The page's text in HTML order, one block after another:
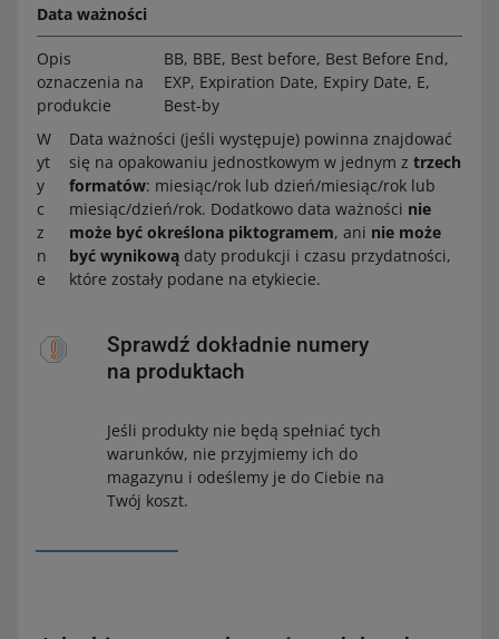
Data ważności
Opis
oznaczenia na
produkcie
BB, BBE, Best before, Best Before End,
EXP, Expiration Date, Expiry Date, E,
Best-by
W
yt
y
c
z
n
e
Data ważności (jeśli występuje) powinna znajdować
się na opakowaniu jednostkowym w jednym z trzech
formatów: miesiąc/rok lub dzień/miesiąc/rok lub
miesiąc/dzień/rok. Dodatkowo data ważności nie
może być określona piktogramem, ani nie może
być wynikową daty produkcji i czasu przydatności,
które zostały podane na etykiecie.
Sprawdź dokładnie numery
na produktach
Jeśli produkty nie będą spełniać tych
warunków, nie przyjmiemy ich do
magazynu i odeślemy je do Ciebie na
Twój koszt.